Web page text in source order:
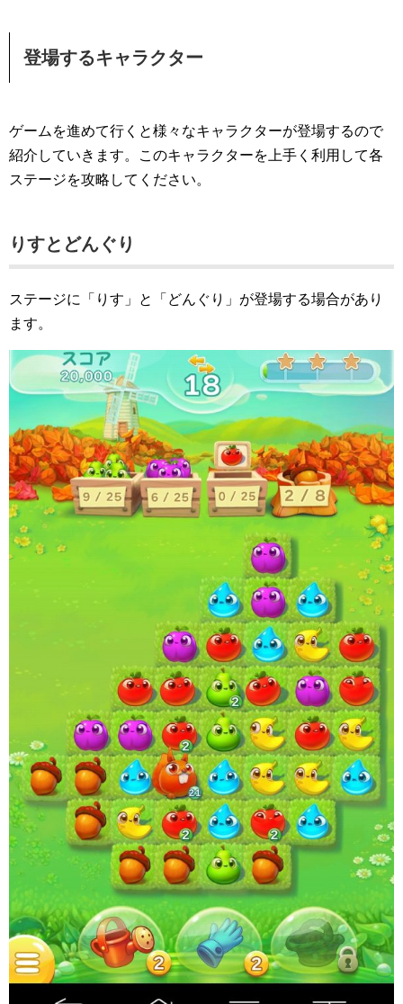
登場するキャラクター
ゲームを進めて行くと様々なキャラクターが登場するので
紹介していきます。このキャラクターを上手く利用して各
ステージを攻略してください。
りすとどんぐり
ステージに「りす」と「どんぐり」が登場する場合があり
ます。